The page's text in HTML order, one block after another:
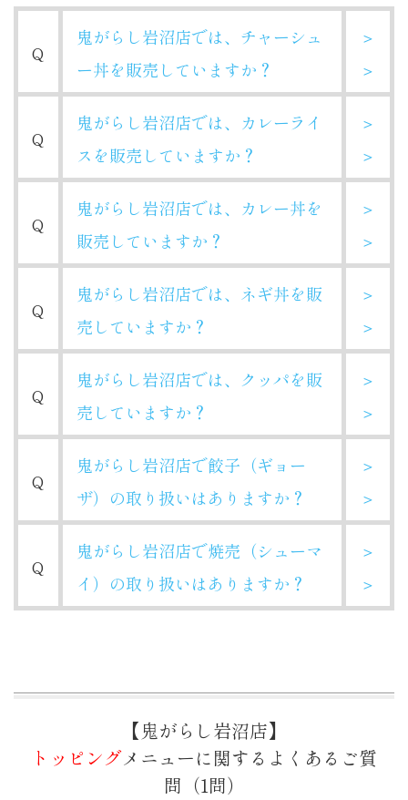
Q
鬼がらし岩沼店では、チャーシュ
ー丼を販売していますか？
＞
＞
Q
鬼がらし岩沼店では、カレーライ
スを販売していますか？
＞
＞
Q
鬼がらし岩沼店では、カレー丼を
販売していますか？
＞
＞
Q
鬼がらし岩沼店では、ネギ丼を販
売していますか？
＞
＞
Q
鬼がらし岩沼店では、クッパを販
売していますか？
＞
＞
Q
鬼がらし岩沼店で餃子（ギョー
ザ）の取り扱いはありますか？
＞
＞
Q
鬼がらし岩沼店で焼売（シューマ
イ）の取り扱いはありますか？
＞
＞
【鬼がらし岩沼店】
トッピングメニューに関するよくあるご質
問（1問）